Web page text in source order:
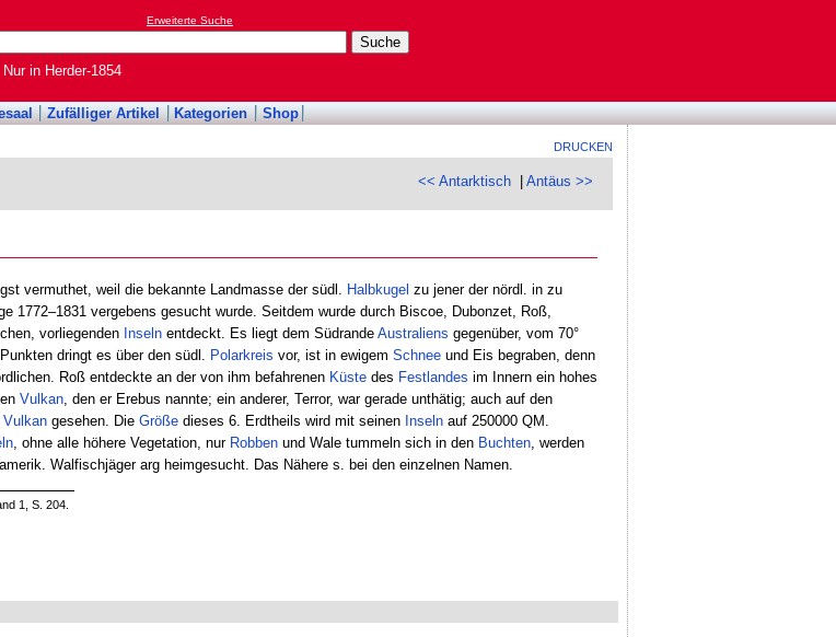
Erweiterte Suche
Nur in Herder-1854
Zufälliger Artikel Kategorien Shop
DRUCKEN
<< Antarktisch |Antäus >>
vermuthet, weil die bekannte Landmasse der südl. Halbkugel zu jener der nördl. in zu
1772–1831 vergebens gesucht wurde. Seitdem wurde durch Biscoe, Dubonzet, Roß,
vorliegenden Inselnentdeckt. Es liegt dem Südrande Australiens gegenüber, vom 70°
dringt es über den südl. Polarkreis vor, ist in ewigem Schneeund Eis begraben, denn
Roß entdeckte an der von ihm befahrenen Küstedes Festlandes im Innern ein hohes
Vulkan, den er Erebus nannte; ein anderer, Terror, war gerade unthätig; auch auf den
Vulkangesehen. Die Größedieses 6. Erdtheils wird mit seinen Inselnauf 250000 QM.
, ohne alle höhere Vegetation, nur Robbenund Wale tummeln sich in den Buchten, werden
Walfischjäger arg heimgesucht. Das Nähere s. bei den einzelnen Namen.
1, S. 204.